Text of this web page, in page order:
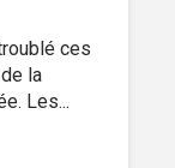
ces
la
Les...